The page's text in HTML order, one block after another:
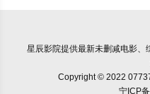
星辰影院提供最新未删减电影、
Copyright © 2022
宁ICP